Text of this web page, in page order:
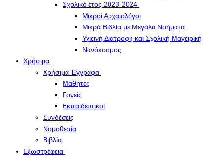
Σχολικό έτος 2023-2024
Μικροί Αρχαιολόγοι
Μικρά Βιβλία με Μεγάλα Νοήματα
Υγιεινή Διατροφή και Σχολική Μαγειρική
Νανόκοσμος
Χρήσιμα
Χρήσιμα Έγγραφα
Μαθητές
Γονείς
Εκπαιδευτικοί
Συνδέσεις
Νομοθεσία
Βιβλία
Εξωστρέφεια